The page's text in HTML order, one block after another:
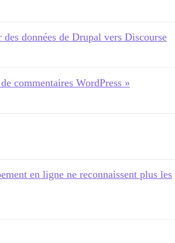
données de Drupal vers Discourse
commentaires WordPress »
en ligne ne reconnaissent plus les